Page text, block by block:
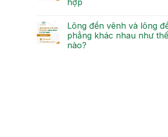
hợp
Lông đền vênh và lông
phẳng khác nhau như thế
nào?